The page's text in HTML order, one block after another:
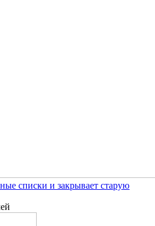
списки и закрывает старую